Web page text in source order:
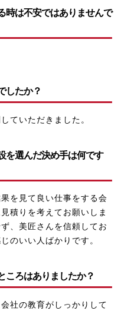
時は不安ではありませんで
したか？
ていただきました。
を選んだ決め手は何です
を見て良い仕事をする会
積りを考えてお願いしま
、美匠さんを信頼してお
のいい人ばかりです。
ころはありましたか？
社の教育がしっかりして